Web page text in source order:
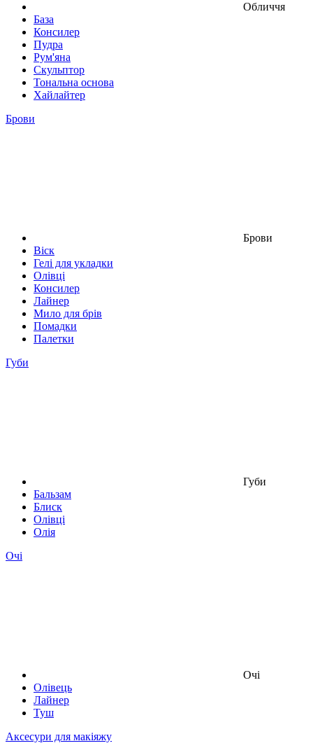
Обличчя
База
Консилер
Пудра
Рум'яна
Скульптор
Тональна основа
Хайлайтер
Брови
Брови
Віск
Гелі для укладки
Олівці
Консилер
Лайнер
Мило для брів
Помадки
Палетки
Губи
Губи
Бальзам
Блиск
Олівці
Олія
Очі
Очі
Олівець
Лайнер
Туш
Аксесури для макіяжу